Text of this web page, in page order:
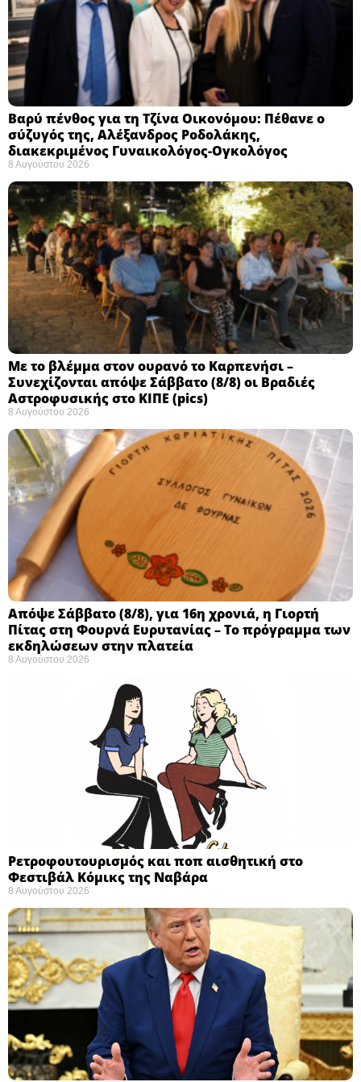
Βαρύ πένθος για τη Τζίνα Οικονόμου: Πέθανε ο
σύζυγός της, Αλέξανδρος Ροδολάκης,
διακεκριμένος Γυναικολόγος-Ογκολόγος
8 Αυγούστου 2026
Με το βλέμμα στον ουρανό το Καρπενήσι –
Συνεχίζονται απόψε Σάββατο (8/8) οι Βραδιές
Αστροφυσικής στο ΚΙΠΕ (pics)
8 Αυγούστου 2026
Απόψε Σάββατο (8/8), για 16η χρονιά, η Γιορτή
Πίτας στη Φουρνά Ευρυτανίας – Το πρόγραμμα των
εκδηλώσεων στην πλατεία
8 Αυγούστου 2026
Ρετροφουτουρισμός και ποπ αισθητική στο
Φεστιβάλ Κόμικς της Ναβάρα ​
8 Αυγούστου 2026